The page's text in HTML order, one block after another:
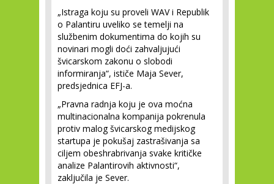
„Istraga koju su proveli WAV i Republik
o Palantiru uveliko se temelji na
službenim dokumentima do kojih su
novinari mogli doći zahvaljujući
švicarskom zakonu o slobodi
informiranja“, ističe Maja Sever,
predsjednica EFJ-a.
„Pravna radnja koju je ova moćna
multinacionalna kompanija pokrenula
protiv malog švicarskog medijskog
startupa je pokušaj zastrašivanja sa
ciljem obeshrabrivanja svake kritičke
analize Palantirovih aktivnosti“,
zaključila je Sever.